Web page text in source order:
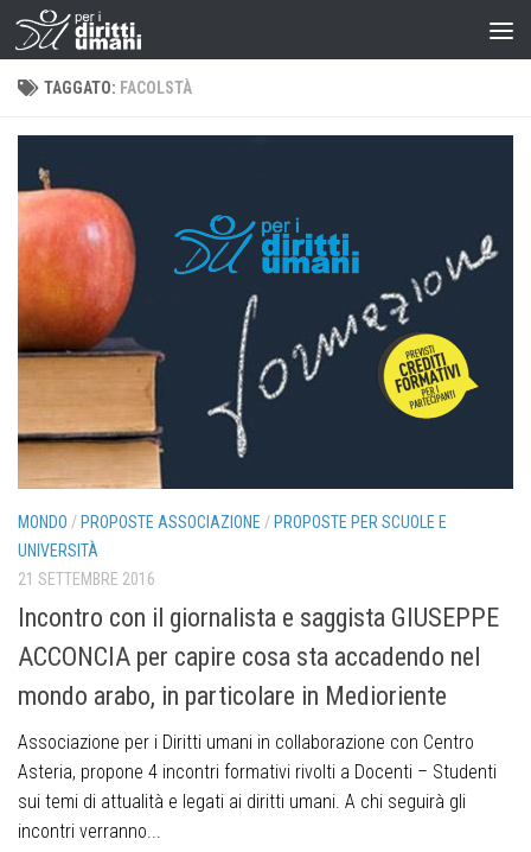
TAGGATO: FACOLSTÀ
MONDO / PROPOSTE ASSOCIAZIONE / PROPOSTE PER SCUOLE E
UNIVERSITÀ
21 SETTEMBRE 2016
Incontro con il giornalista e saggista GIUSEPPE
ACCONCIA per capire cosa sta accadendo nel
mondo arabo, in particolare in Medioriente
Associazione per i Diritti umani in collaborazione con Centro
Asteria, propone 4 incontri formativi rivolti a Docenti – Studenti
sui temi di attualità e legati ai diritti umani. A chi seguirà gli
incontri verranno...